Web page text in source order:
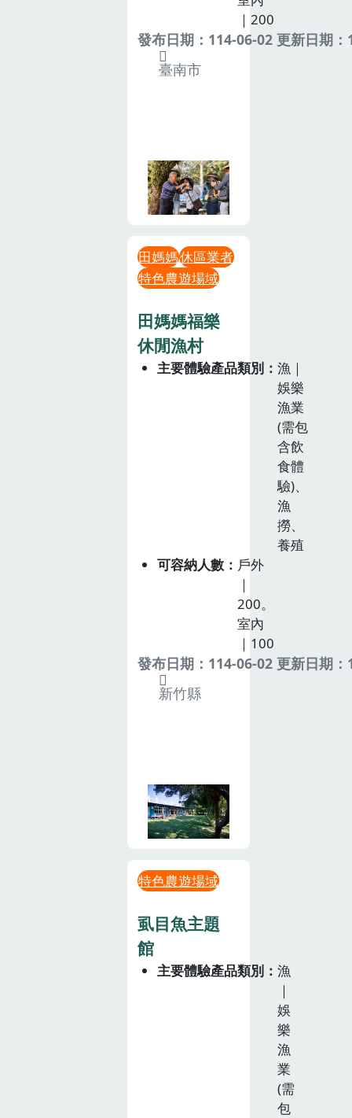
｜200
發布日期：114-06-02 更新日期
臺南市
田媽媽休區業者
特色農遊場域
田媽媽福樂
休閒漁村
主要體驗產品類別
漁｜
娛樂
漁業
(需包
含飲
食體
驗)、
漁
撈、
養殖
可容納人數
戶外
｜
200。
室內
｜100
發布日期：114-06-02 更新日期
新竹縣
特色農遊場域
虱目魚主題
館
主要體驗產品類別
漁
｜
娛
樂
漁
業
(需
包